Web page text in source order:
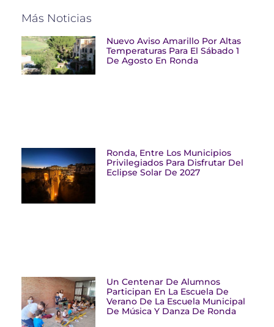
Más Noticias
Nuevo Aviso Amarillo Por Altas
Temperaturas Para El Sábado 1
De Agosto En Ronda
Ronda, Entre Los Municipios
Privilegiados Para Disfrutar Del
Eclipse Solar De 2027
Un Centenar De Alumnos
Participan En La Escuela De
Verano De La Escuela Municipal
De Música Y Danza De Ronda